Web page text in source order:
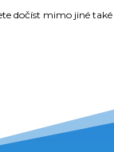
dočíst mimo jiné